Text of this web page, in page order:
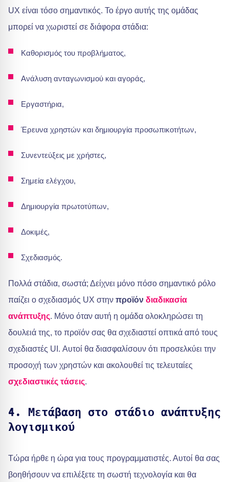
UX είναι τόσο σημαντικός. Το έργο αυτής της ομάδας
μπορεί να χωριστεί σε διάφορα στάδια:
Καθορισμός του προβλήματος,
Ανάλυση ανταγωνισμού και αγοράς,
Εργαστήρια,
Έρευνα χρηστών και δημιουργία προσωπικοτήτων,
Συνεντεύξεις με χρήστες,
Σημεία ελέγχου,
Δημιουργία πρωτοτύπων,
Δοκιμές,
Σχεδιασμός.
Πολλά στάδια, σωστά; Δείχνει μόνο πόσο σημαντικό ρόλο
παίζει ο σχεδιασμός UX στην προϊόν διαδικασία
ανάπτυξης. Μόνο όταν αυτή η ομάδα ολοκληρώσει τη
δουλειά της, το προϊόν σας θα σχεδιαστεί οπτικά από τους
σχεδιαστές UI. Αυτοί θα διασφαλίσουν ότι προσελκύει την
προσοχή των χρηστών και ακολουθεί τις τελευταίες
σχεδιαστικές τάσεις.
4. Μετάβαση στο στάδιο ανάπτυξης
λογισμικού
Τώρα ήρθε η ώρα για τους προγραμματιστές. Αυτοί θα σας
βοηθήσουν να επιλέξετε τη σωστή τεχνολογία και θα